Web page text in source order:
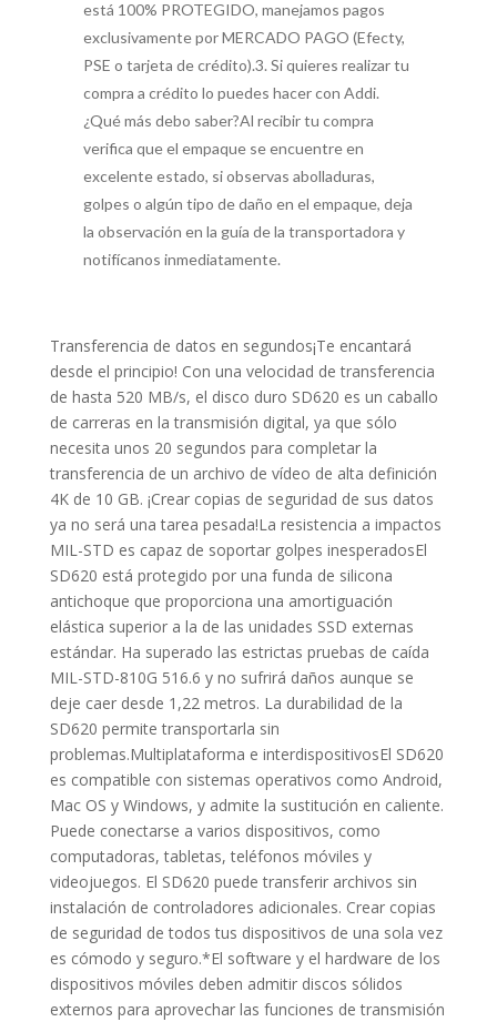
está 100% PROTEGIDO, manejamos pagos
exclusivamente por MERCADO PAGO (Efecty,
PSE o tarjeta de crédito).3. Si quieres realizar tu
compra a crédito lo puedes hacer con Addi.
¿Qué más debo saber?Al recibir tu compra
verifica que el empaque se encuentre en
excelente estado, si observas abolladuras,
golpes o algún tipo de daño en el empaque, deja
la observación en la guía de la transportadora y
notifícanos inmediatamente.
Transferencia de datos en segundos¡Te encantará
desde el principio! Con una velocidad de transferencia
de hasta 520 MB/s, el disco duro SD620 es un caballo
de carreras en la transmisión digital, ya que sólo
necesita unos 20 segundos para completar la
transferencia de un archivo de vídeo de alta definición
4K de 10 GB. ¡Crear copias de seguridad de sus datos
ya no será una tarea pesada!La resistencia a impactos
MIL-STD es capaz de soportar golpes inesperadosEl
SD620 está protegido por una funda de silicona
antichoque que proporciona una amortiguación
elástica superior a la de las unidades SSD externas
estándar. Ha superado las estrictas pruebas de caída
MIL-STD-810G 516.6 y no sufrirá daños aunque se
deje caer desde 1,22 metros. La durabilidad de la
SD620 permite transportarla sin
problemas.Multiplataforma e interdispositivosEl SD620
es compatible con sistemas operativos como Android,
Mac OS y Windows, y admite la sustitución en caliente.
Puede conectarse a varios dispositivos, como
computadoras, tabletas, teléfonos móviles y
videojuegos. El SD620 puede transferir archivos sin
instalación de controladores adicionales. Crear copias
de seguridad de todos tus dispositivos de una sola vez
es cómodo y seguro.*El software y el hardware de los
dispositivos móviles deben admitir discos sólidos
externos para aprovechar las funciones de transmisión